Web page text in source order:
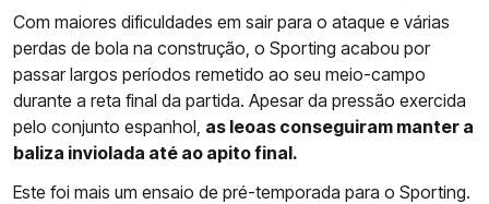
Com maiores dificuldades em sair para o ataque e várias
perdas de bola na construção, o Sporting acabou por
passar largos períodos remetido ao seu meio-campo
durante a reta final da partida. Apesar da pressão exercida
pelo conjunto espanhol, as leoas conseguiram manter a
baliza inviolada até ao apito final.
Este foi mais um ensaio de pré-temporada para o Sporting.